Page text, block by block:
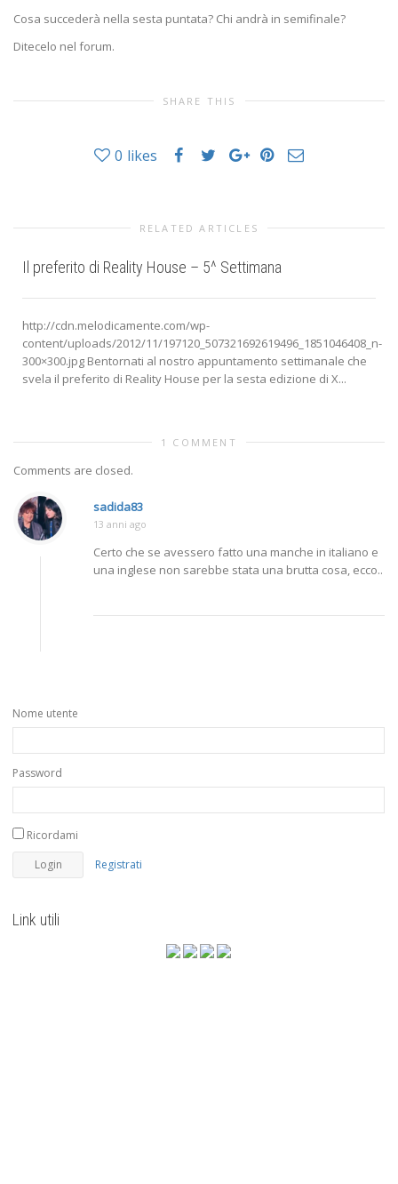
Cosa succederà nella sesta puntata? Chi andrà in semifinale?
Ditecelo nel forum.
SHARE THIS
0 likes
RELATED ARTICLES
Il preferito di Reality House – 5^ Settimana
http://cdn.melodicamente.com/wp-
content/uploads/2012/11/197120_507321692619496_1851046408_n-
300×300.jpg Bentornati al nostro appuntamento settimanale che
svela il preferito di Reality House per la sesta edizione di X...
1 COMMENT
Comments are closed.
sadida83
13 anni ago
Certo che se avessero fatto una manche in italiano e
una inglese non sarebbe stata una brutta cosa, ecco..
Nome utente
Password
Ricordami
Registrati
Link utili